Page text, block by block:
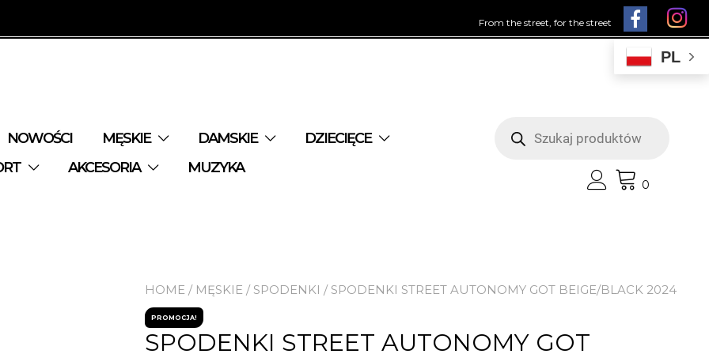
From the street, for the street
PL
NOWOŚCI MĘSKIE DAMSKIE
DZIECIĘCE
AKCESORIA MUZYKA
produktów
0
HOME/ MĘSKIE/ SPODENKI / SPODENKI STREET AUTONOMY GOT BEIGE/BLACK 2024
PROMOCJA!
SPODENKI STREET AUTONOMY GOT